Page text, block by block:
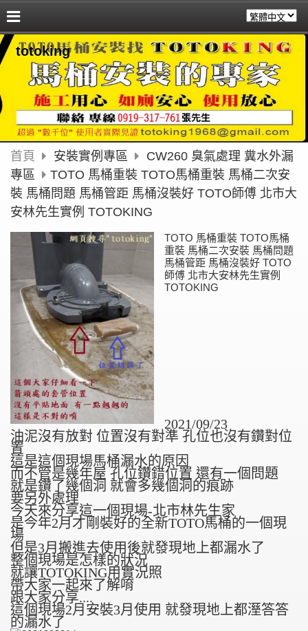
totoking
首頁 安裝實例專區
CW260 臭氣處理 糞水外漏
專區
TOTO 馬桶重裝 TOTO馬桶重裝 馬桶二次安
裝 馬桶問題 馬桶管距 馬桶沒裝好 TOTO師傅 北市大
安林先生實例 TOTOKING
TOTO 馬桶重裝 TOTO馬桶
重裝 馬桶二次安裝 馬桶問題
馬桶管距 馬桶沒裝好 TOTO
師傅 北市大安林先生實例
TOTOKING
2021/09/23
油泥沒有放對 位置沒有對準 孔位也沒有鑽對位
置
這是這個現場馬桶漏水的原因
而不管是幾年屋 孔位鑽錯位置 還有一個問題
就是鑽了幾個洞 就會多幾個洞的痕跡
要另外處理
今天來分享這一個現場-北市林先生家
是今年2月才剛裝好的全新TOTO馬桶的一個現
場
但是3月搬進去使用後就發現地上都漏水了
整個現場是怎樣的狀況
就讓TOTOKING用實況照
帶大家一起來了解唷
跟大家分享....
這個現場2月安裝3月使用 就發現地上都溼答答
的漏水了